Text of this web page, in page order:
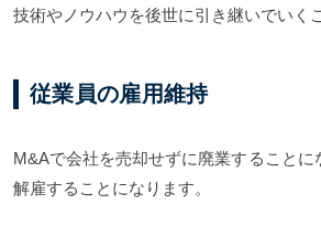
技術やノウハウを後世に引き継いでいく
従業員の雇用維持
M&Aで会社を売却せずに廃業することに
解雇することになります。